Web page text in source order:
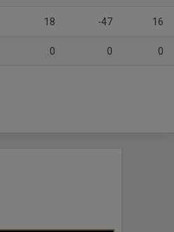
18 -47 16
0 0 0